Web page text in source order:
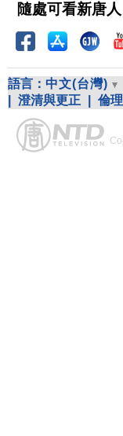
隨處可看新唐人
語言： 中文(台灣)
澄清與更正 倫